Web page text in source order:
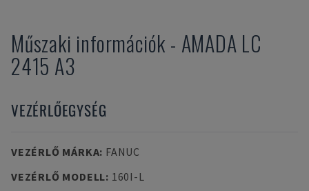
Műszaki információk - AMADA LC
2415 A3
VEZÉRLŐEGYSÉG
VEZÉRLŐ MÁRKA: FANUC
VEZÉRLŐ MODELL: 160I-L